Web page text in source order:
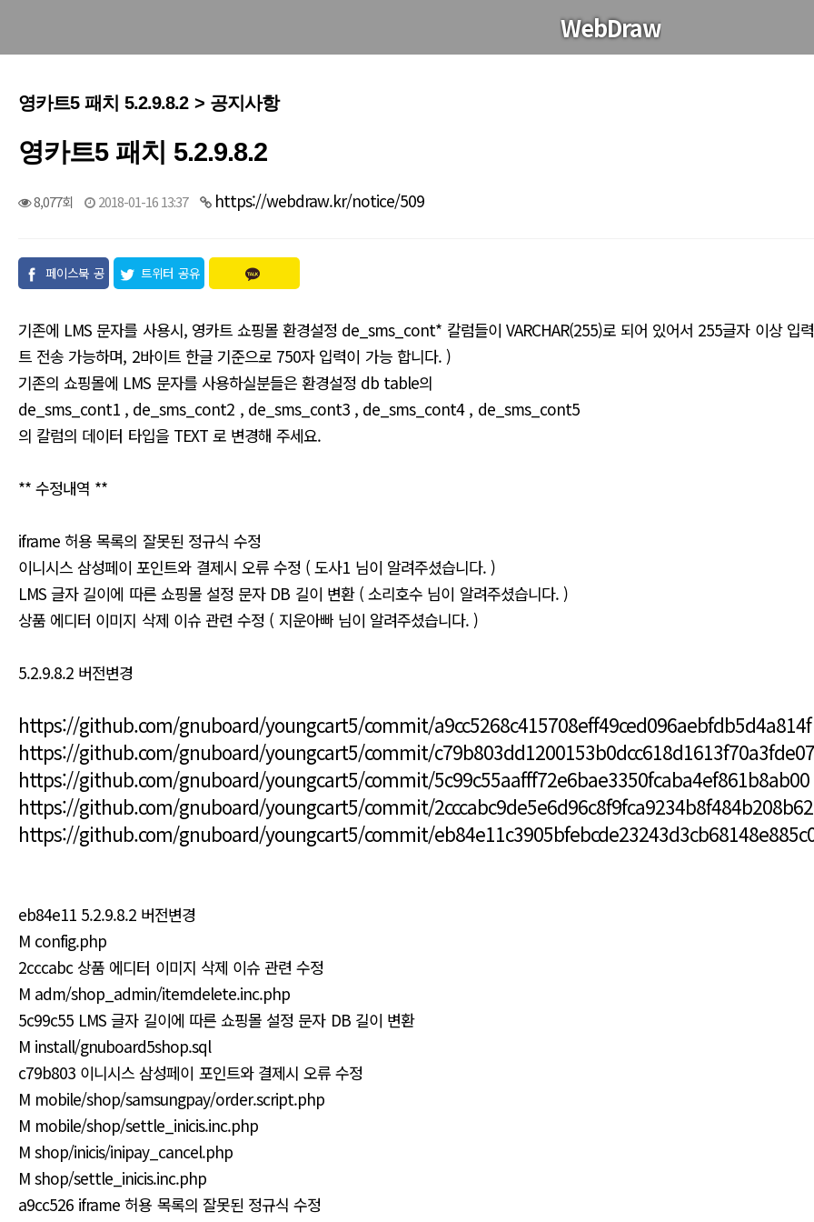
WebDraw
영카트5 패치 5.2.9.8.2 > 공지사항
영카트5 패치 5.2.9.8.2
8,077회 2018-01-16 13:37 https://webdraw.kr/notice/509
페이스북 공
트위터 공유
기존에 LMS 문자를 사용시, 영카트 쇼핑몰 환경설정 de_sms_cont* 칼럼들이 VARCHAR(255)로 되어 있어서 255글자 이상 입
트 전송 가능하며, 2바이트 한글 기준으로 750자 입력이 가능 합니다. )
기존의 쇼핑몰에 LMS 문자를 사용하실분들은 환경설정 db table의
de_sms_cont1 , de_sms_cont2 , de_sms_cont3 , de_sms_cont4 , de_sms_cont5
의 칼럼의 데이터 타입을 TEXT 로 변경해 주세요.
** 수정내역 **
iframe 허용 목록의 잘못된 정규식 수정
이니시스 삼성페이 포인트와 결제시 오류 수정 ( 도사1 님이 알려주셨습니다. )
LMS 글자 길이에 따른 쇼핑몰 설정 문자 DB 길이 변환 ( 소리호수 님이 알려주셨습니다. )
상품 에디터 이미지 삭제 이슈 관련 수정 ( 지운아빠 님이 알려주셨습니다. )
5.2.9.8.2 버전변경
https://github.com/gnuboard/youngcart5/commit/a9cc5268c415708eff49ced096aebfdb5d4a814f
https://github.com/gnuboard/youngcart5/commit/
https://github.com/gnuboard/youngcart5/commit/5c99c55aafff72e6bae3350fcaba4ef861b8ab00
https://github.com/gnuboard/youngcart5/commit/2cccabc9de5e6d96c8f9fca9234b8f484b208b62
https://github.com/gnuboard/youngcart5/commit/
eb84e11 5.2.9.8.2 버전변경
M config.php
2cccabc 상품 에디터 이미지 삭제 이슈 관련 수정
M adm/shop_admin/itemdelete.inc.php
5c99c55 LMS 글자 길이에 따른 쇼핑몰 설정 문자 DB 길이 변환
M install/gnuboard5shop.sql
c79b803 이니시스 삼성페이 포인트와 결제시 오류 수정
M mobile/shop/samsungpay/order.script.php
M mobile/shop/settle_inicis.inc.php
M shop/inicis/inipay_cancel.php
M shop/settle_inicis.inc.php
a9cc526 iframe 허용 목록의 잘못된 정규식 수정